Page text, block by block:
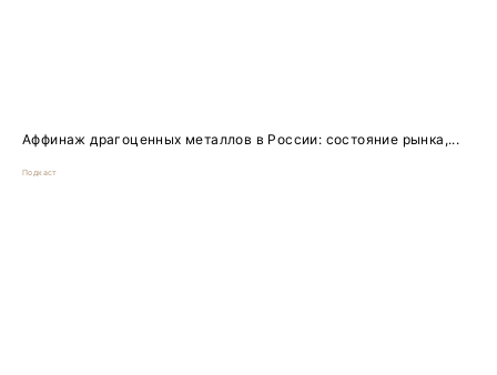
Аффинаж драгоценных металлов в России: состояние рынка,...
Подкаст